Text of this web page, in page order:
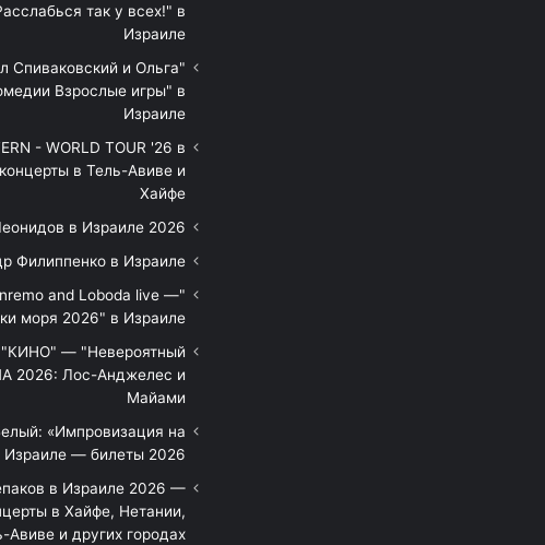
так у всех!" в
Израиле
Спиваковский и Ольга
Взрослые игры" в
Израиле
- WORLD TOUR '26 в
в Тель-Авиве и
Хайфе
в Израиле 2026
Филиппенко в Израиле
and Loboda live —
моря 2026" в Израиле
"КИНО" — "Невероятный
2026: Лос-Анджелес и
Майами
«Импровизация на
Израиле — билеты 2026
в Израиле 2026 —
в Хайфе, Нетании,
Авиве и других городах